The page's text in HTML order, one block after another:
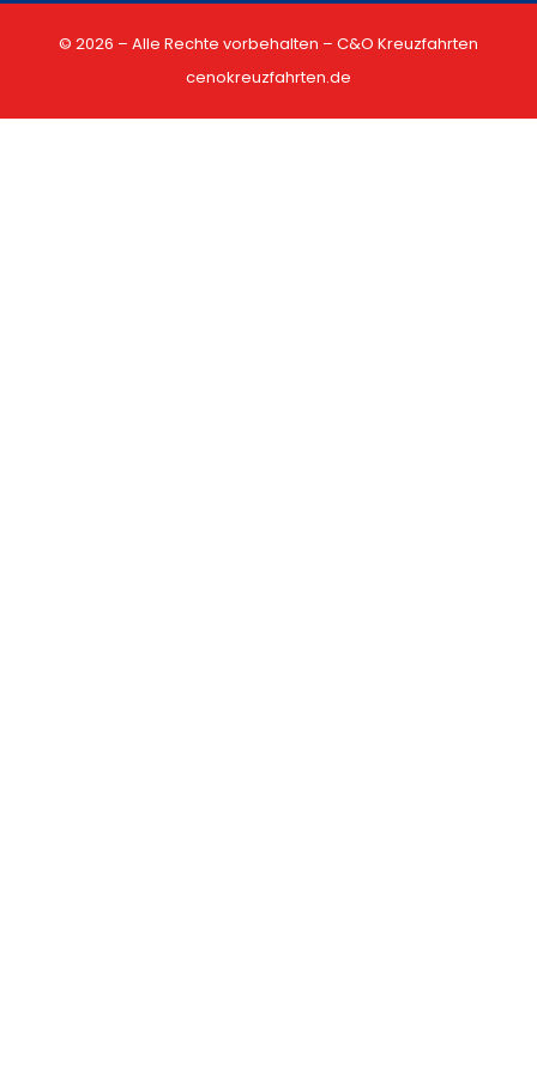
© 2026 – Alle Rechte vorbehalten – C&O Kreuzfahrten
cenokreuzfahrten.de